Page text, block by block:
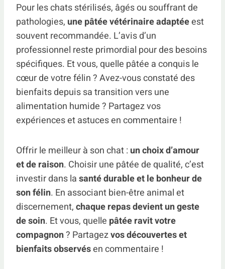
Pour les chats stérilisés, âgés ou souffrant de
pathologies, une pâtée vétérinaire adaptéeest
souvent recommandée. L’avis d’un
professionnel reste primordial pour des besoins
spécifiques. Et vous, quelle pâtée a conquis le
cœur de votre félin ? Avez-vous constaté des
bienfaits depuis sa transition vers une
alimentation humide ? Partagez vos
expériences et astuces en commentaire !
Offrir le meilleur à son chat : un choix d’amour
et de raison. Choisir une pâtée de qualité, c’est
investir dans lasanté durable et le bonheur de
son félin. En associant bien-être animal et
discernement,chaque repas devient un geste
de soin. Et vous, quelle pâtée ravit votre
compagnon? Partagezvos découvertes et
bienfaits observésen commentaire !